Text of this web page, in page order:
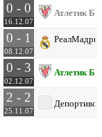
0 - 0
16.12.07
Атлетик Б
0 - 1
08.12.07
Реал
0 - 3
02.12.07
Атлетик Б
2 - 2
25.11.07
Депортиво